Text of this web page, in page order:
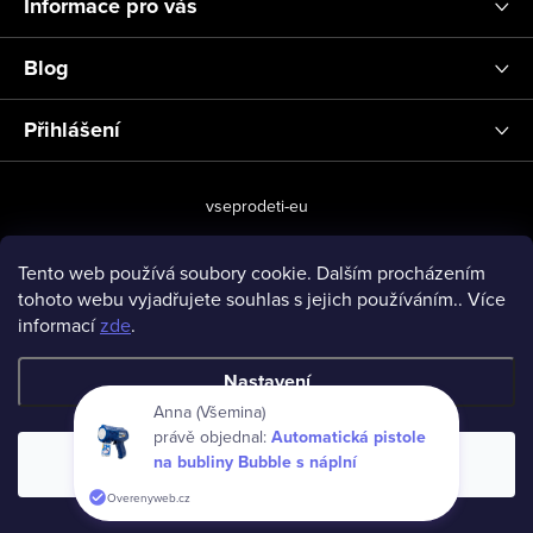
Tento web používá soubory cookie. Dalším procházením
tohoto webu vyjadřujete souhlas s jejich používáním.. Více
informacízde.
Nastavení
Souhlasím
Blog
Přihlášení
vseprodeti-eu
Copyright 2026www.vseprodeti.eu. Všechna práva vyhrazena.
Anna (Všemina)
právě objednal: Automatická pistole
na bubliny Bubble s náplní
Overenyweb.cz